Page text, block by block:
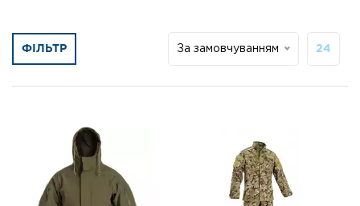
ФІЛЬТР За замовчуванням 24